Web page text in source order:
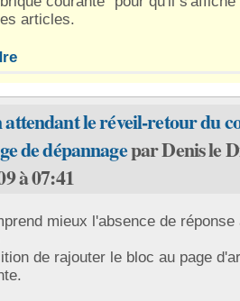
articles.
attendant le réveil-retour du
de dépannagepar Denis le
à 07:41
mieux l'absence de réponse
de rajouter le bloc au page